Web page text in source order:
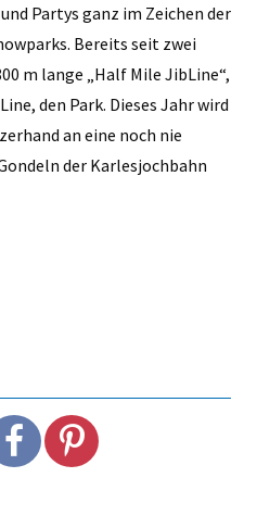
Partys ganz im Zeichen der
Bereits seit zwei
m lange „Half Mile JibLine“,
den Park. Dieses Jahr wird
an eine noch nie
der Karlesjochbahn